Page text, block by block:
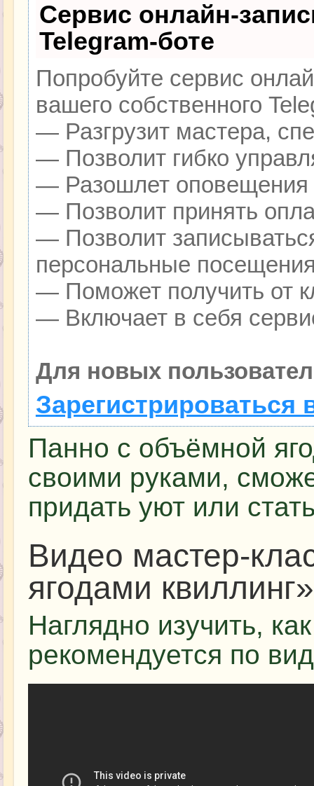
Сервис онлайн-
Telegram-боте
Попробуйте сервис
вашего собственного
— Разгрузит мастера,
— Позволит гибко
— Разошлет оповещения
— Позволит принять
— Позволит
персональные
— Поможет получить от
— Включает в себя
Для новых
Зарегистрироваться
Панно с объёмной
своими руками,
придать уют или
Видео мастер-
ягодами квиллинг»
Наглядно изучить,
рекомендуется по